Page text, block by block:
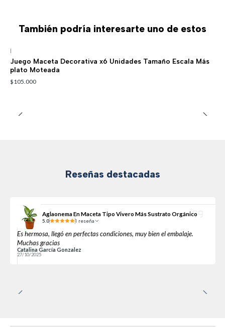
También podría interesarte uno de estos
|
Juego Maceta Decorativa x6 Unidades Tamaño Escala Más
plato Moteada
$105.000
Reseñas destacadas
Aglaonema En Maceta Tipo Vivero Más Sustrato Orgánico
5.0 1 reseña
Es hermosa, llegó en perfectas condiciones, muy bien el embalaje.
Muchas gracias
Catalina García Gonzalez
27/10/2025